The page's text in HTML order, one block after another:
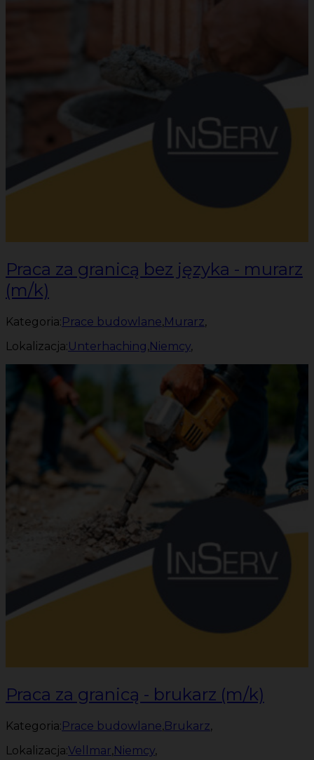
Praca za granicą bez języka - murarz
(m/k)
Kategoria:Prace budowlane,Murarz,
Lokalizacja:Unterhaching,Niemcy,
Praca za granicą - brukarz (m/k)
Kategoria:Prace budowlane,Brukarz,
Lokalizacja:Vellmar,Niemcy,